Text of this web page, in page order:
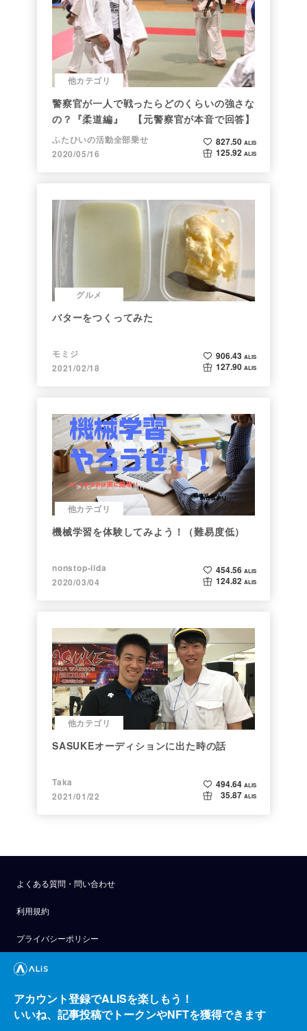
他カテゴリ
警察官が一人で戦ったらどのくらいの強さな
の？『柔道編』 【元警察官が本音で回答】
ふたひいの活動全部乗せ
2020/05/16
827.50 ALIS
125.92 ALIS
グルメ
バターをつくってみた
モミジ
2021/02/18
906.43 ALIS
127.90 ALIS
他カテゴリ
機械学習を体験してみよう！（難易度低）
nonstop-iida
2020/03/04
454.56 ALIS
124.82 ALIS
他カテゴリ
SASUKEオーディションに出た時の話
Taka
2021/01/22
494.64 ALIS
35.87 ALIS
よくある質問・問い合わせ
利用規約
プライバシーポリシー
公式アナウンス
技術ブログ
API
アカウント登録でALISを楽しもう！
いいね、記事投稿でトークンやNFTを獲得できます